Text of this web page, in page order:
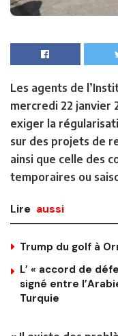
Les agents de
mercredi 22 janvier
exiger la
sur des projets de
ainsi que celle des
temporaires ou
Lire aussi
Trump du golf à
L’ « accord de
signé entre
Turquie